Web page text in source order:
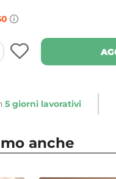
Clicca per
quantity
minus
5 giorni lavorativi
anche